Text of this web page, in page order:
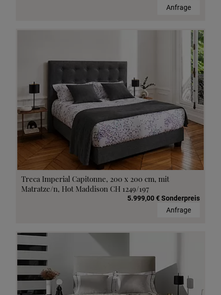
Anfrage
Treca Imperial Capitonne, 200 x 200 cm, mit
Matratze/n, Hot Maddison CH 1249/197
5.999,00 € Sonderpreis
Anfrage